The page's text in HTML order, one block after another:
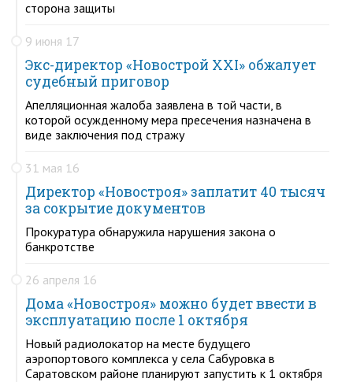
сторона защиты
9 июня 17
Экс-директор «Новострой XXI» обжалует
судебный приговор
Апелляционная жалоба заявлена в той части, в
которой осужденному мера пресечения назначена в
виде заключения под стражу
31 мая 16
Директор «Новостроя» заплатит 40 тысяч
за сокрытие документов
Прокуратура обнаружила нарушения закона о
банкротстве
26 апреля 16
Дома «Новостроя» можно будет ввести в
эксплуатацию после 1 октября
Новый радиолокатор на месте будущего
аэропортового комплекса у села Сабуровка в
Саратовском районе планируют запустить к 1 октября